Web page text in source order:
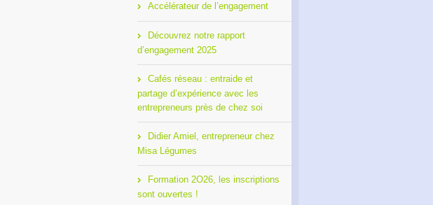
Accélérateur de l’engagement
Découvrez notre rapport
d’engagement 2025
Cafés réseau : entraide et
partage d’expérience avec les
entrepreneurs près de chez soi
Didier Amiel, entrepreneur chez
Misa Légumes
Formation 2O26, les inscriptions
sont ouvertes !